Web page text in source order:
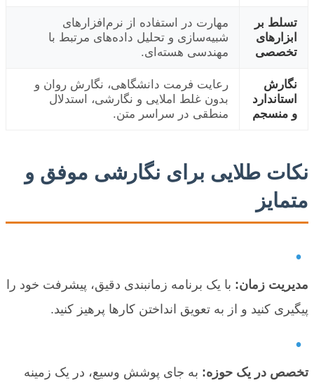
تسلط بر
ابزارهای
تخصصی
مهارت در استفاده از نرم‌افزارهای
شبیه‌سازی و تحلیل داده‌های مرتبط با
مهندسی هسته‌ای.
نگارش
استاندارد
و منسجم
رعایت فرمت دانشگاهی، نگارش روان و
بدون غلط املایی و نگارشی، استدلال
منطقی در سراسر متن.
نکات طلایی برای نگارشی موفق و
متمایز
•
مدیریت زمان: با یک برنامه زمانبندی دقیق، پیشرفت خود را
پیگیری کنید و از به تعویق انداختن کارها پرهیز کنید.
•
تخصص در یک حوزه: به جای پوشش وسیع، در یک زمینه